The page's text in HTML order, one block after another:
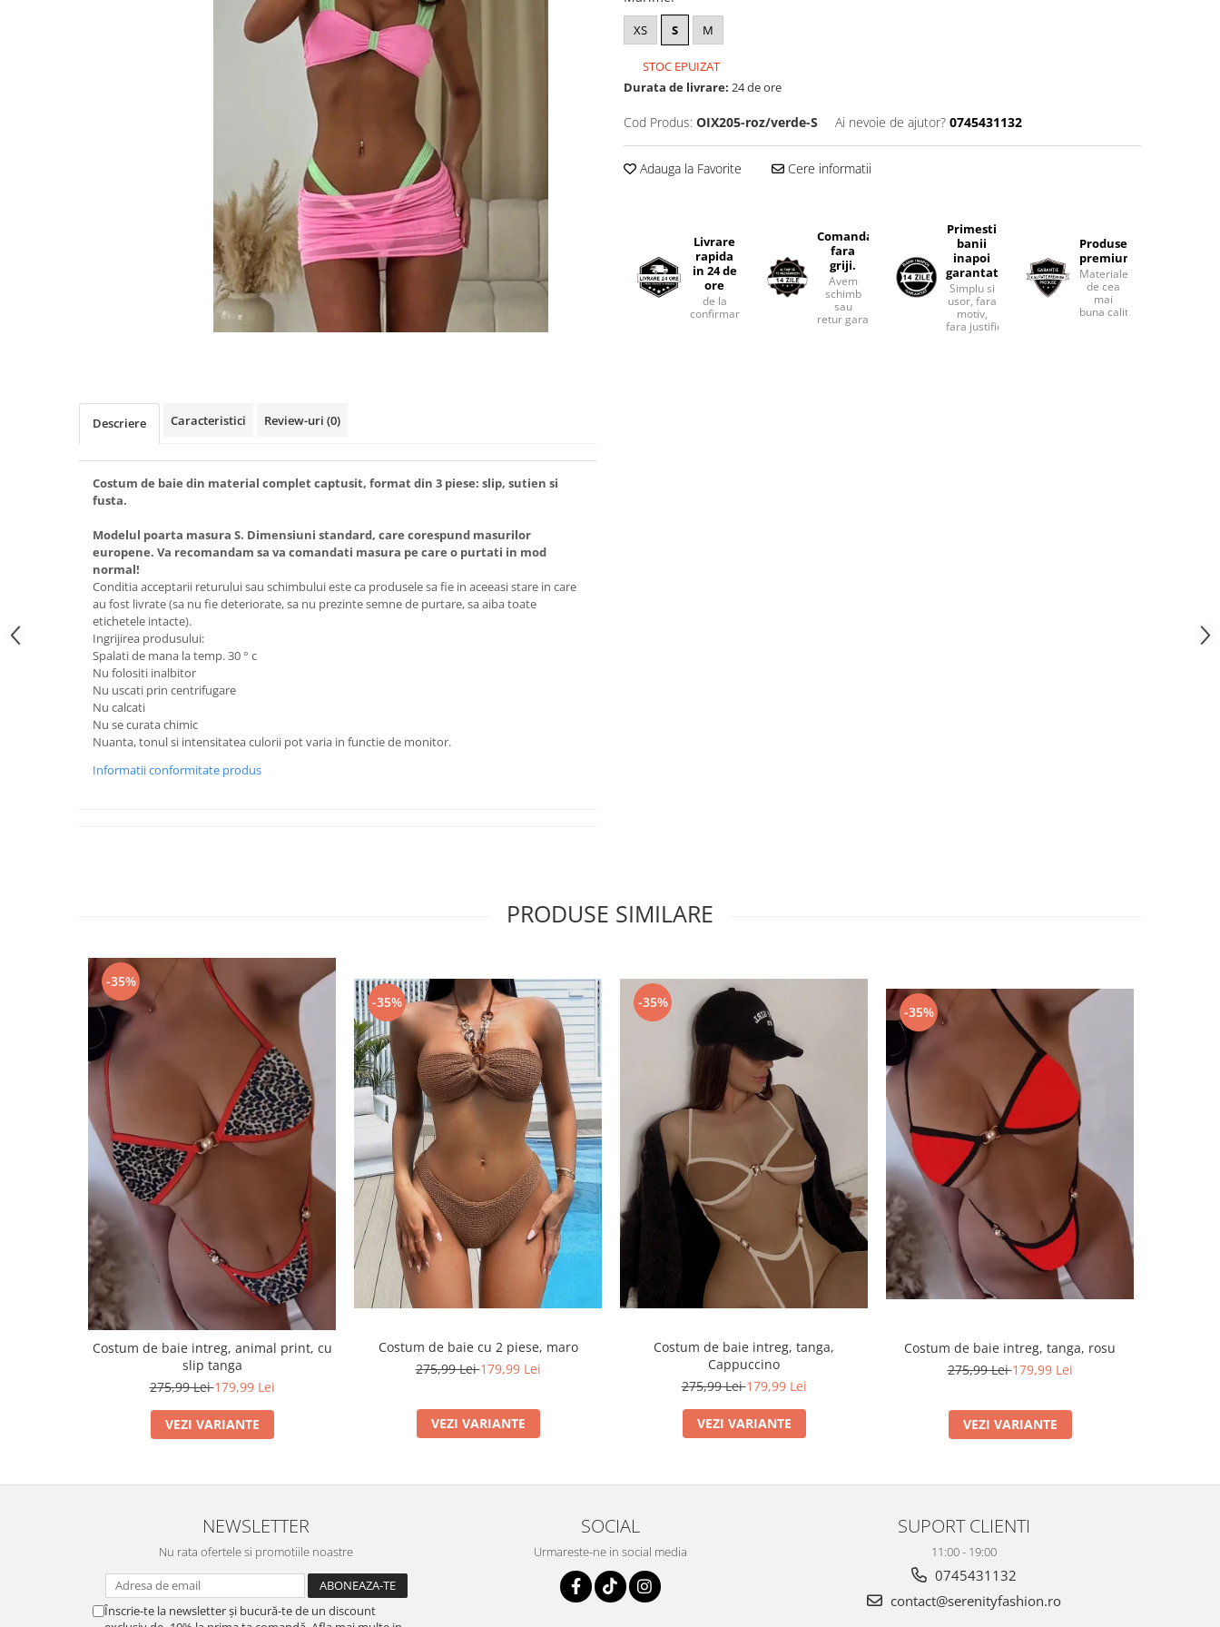
XS S M
STOC EPUIZAT
Durata de livrare: 24 de ore
Cod Produs: OIX205-roz/verde-S Ai nevoie de ajutor? 0745431132
Adauga la Favorite Cere informatii
Livrare
rapida
in 24 de
ore
de la
confirmarea comenzii.
Comanda
fara
griji.
Avem
schimb
sau
retur garantat.
Primesti
banii
inapoi
garantat
Simplu si
usor, fara
motiv,
fara justificari.
Produse
premium.
Materiale
de cea
mai
buna calitate.
Descriere Caracteristici Review-uri (0)
Costum de baie din material complet captusit, format din 3 piese: slip, sutien si
fusta.
Modelul poarta masura S. Dimensiuni standard, care corespund masurilor
europene. Va recomandam sa va comandati masura pe care o purtati in mod
normal!
Conditia acceptarii returului sau schimbului este ca produsele sa fie in aceeasi stare in care
au fost livrate (sa nu fie deteriorate, sa nu prezinte semne de purtare, sa aiba toate
etichetele intacte).
Ingrijirea produsului:
Spalati de mana la temp. 30 ° c
Nu folositi inalbitor
Nu uscati prin centrifugare
Nu calcati
Nu se curata chimic
Nuanta, tonul si intensitatea culorii pot varia in functie de monitor.
Informatii conformitate produs
PRODUSE SIMILARE
-35%
Costum de baie intreg, animal print, cu
slip tanga
275,99 Lei179,99 Lei
VEZI VARIANTE
-35%
Costum de baie cu 2 piese, maro
275,99 Lei179,99 Lei
VEZI VARIANTE
-35%
Costum de baie intreg, tanga,
Cappuccino
275,99 Lei179,99 Lei
VEZI VARIANTE
-35%
Costum de baie intreg, tanga, rosu
275,99 Lei179,99 Lei
VEZI VARIANTE
NEWSLETTER
Nu rata ofertele si promotiile noastre
Înscrie-te la newsletter și bucură-te de un discount
SOCIAL
Urmareste-ne in social media
SUPORT CLIENTI
11:00 - 19:00
0745431132
contact@serenityfashion.ro